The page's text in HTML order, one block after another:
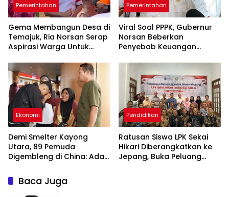
Pemerintahan
Gema Membangun Desa di
Temajuk, Ria Norsan Serap
Aspirasi Warga Untuk
Pemerintahan
Viral Soal PPPK, Gubernur
Norsan Beberkan
Penyebab Keuangan
Usulkan Solusi ke Pusat
Ekonomi
Demi Smelter Kayong
Utara, 89 Pemuda
Digembleng di China: Ada
Bulan
Pendidikan
Ratusan Siswa LPK Sekai
Hikari Diberangkatkan ke
Jepang, Buka Peluang
Baca Juga